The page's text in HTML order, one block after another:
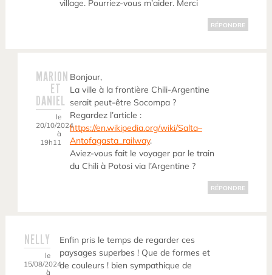
village. Pourriez-vous m’aider. Merci
RÉPONDRE
MARION
ET
DANIEL
le
20/10/2024
à
19h11
Bonjour,
La ville à la frontière Chili-Argentine
serait peut-être Socompa ?
Regardez l’article :
https://en.wikipedia.org/wiki/Salta–
Antofagasta_railway.
Aviez-vous fait le voyager par le train
du Chili à Potosi via l’Argentine ?
RÉPONDRE
NELLY
le
15/08/2024
à
Enfin pris le temps de regarder ces
paysages superbes ! Que de formes et
de couleurs ! bien sympathique de